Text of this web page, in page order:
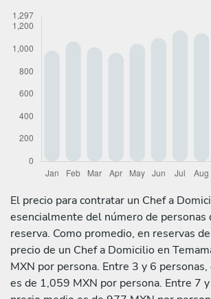
El precio para contratar un Chef a
esencialmente del número de personas
reserva. Como promedio, en reservas
precio de un Chef a Domicilio en
MXN por persona. Entre 3 y 6
es de 1,059 MXN por persona. Entre 7